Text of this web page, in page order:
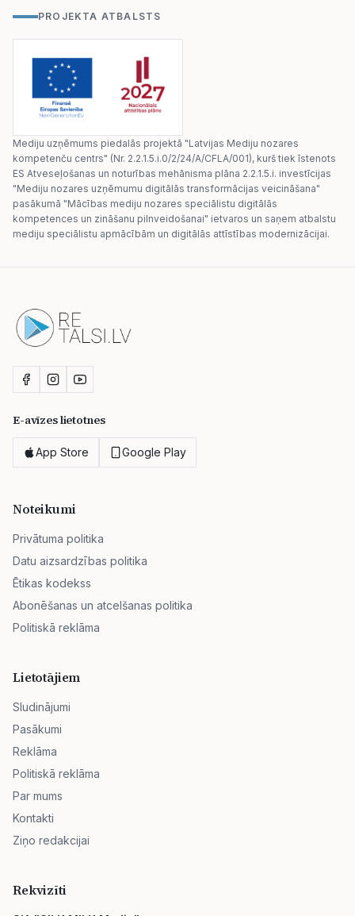
PROJEKTA ATBALSTS
Mediju uzņēmums piedalās projektā "Latvijas Mediju nozares
kompetenču centrs" (Nr. 2.2.1.5.i.0/2/24/A/CFLA/001), kurš tiek īstenots
ES Atveseļošanas un noturības mehānisma plāna 2.2.1.5.i. investīcijas
"Mediju nozares uzņēmumu digitālās transformācijas veicināšana"
pasākumā "Mācības mediju nozares speciālistu digitālās
kompetences un zināšanu pilnveidošanai" ietvaros un saņem atbalstu
mediju speciālistu apmācībām un digitālās attīstības modernizācijai.
E-avīzes lietotnes
App Store Google Play
Noteikumi
Privātuma politika
Datu aizsardzības politika
Ētikas kodekss
Abonēšanas un atcelšanas politika
Politiskā reklāma
Lietotājiem
Sludinājumi
Pasākumi
Reklāma
Politiskā reklāma
Par mums
Kontakti
Ziņo redakcijai
Rekvizīti